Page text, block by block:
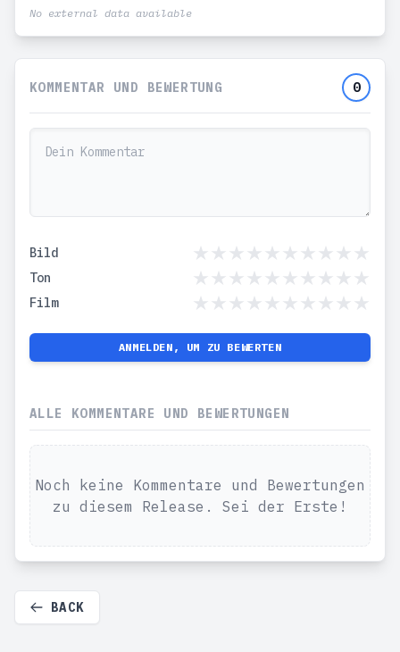
No external data available
KOMMENTAR UND BEWERTUNG 0
Bild
Ton
Film
ANMELDEN, UM ZU BEWERTEN
ALLE KOMMENTARE UND BEWERTUNGEN
Noch keine Kommentare und Bewertungen
zu diesem Release. Sei der Erste!
BACK